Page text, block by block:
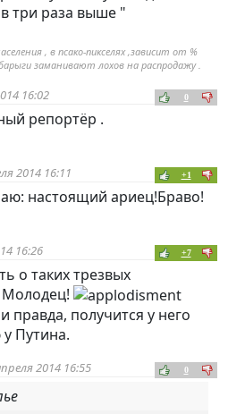
три раза выше "
, в псако-пикселях ,зависит от %
заманивают лохов на распродажу .
16:02 0
репортёр .
2014 16:11 +1
настоящий ариец!Браво!
16:26 +7
о таких трезвых
правда, получится у него
Путина.
2014 16:55 0